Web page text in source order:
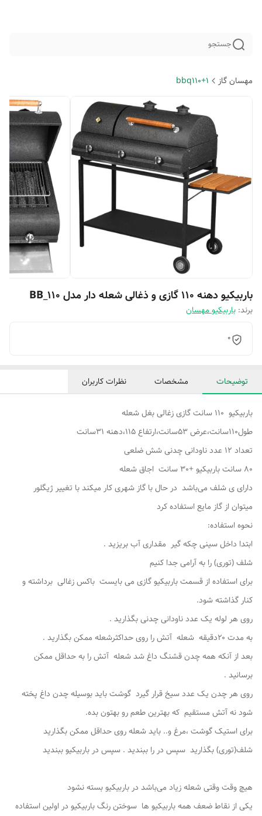
جستجو
مهسان گاز bbq110+1
باربیکیو دهنه 110 گازی و ذغالی شعله دار مدل BB_110
برند: باربیکیو مهسان
0
توضیحات مشخصات نظرات کاربران
باربیکیو 110 سانت گازی زغالی بغل شعله
طول110سانت،عرض 53سانت،ارتفاع 115،دهنه 31سانت
تعداد 12 عدد ناودانی چدنی شش ضلعی
80 سانت باربیکیو +30 سانت اجاق شعله
دارای ی شلف می‌باشد در حال با گاز شهری کار میکند با تغییر ژیگلور
میتوان از گاز مایع استفاده کرد
نحوه استفاده:
ابتدا داخل سینی چکه گیر مقداری آب بریزید .
شلف (توری) را به آرامی جدا کنیم
برای استفاده از قسمت باربیکیو ‌گازی می بایست باکس زغالی برداشته و
کنار گذاشته شود.
روی هر لوله یک عدد ناودانی چدنی بگذارید .
به مدت ۲۰دقیقه شعله آتش را روی حداکثرشعله ممکن بگذارید .
بعد از آنکه همه چدن قشنگ داغ شد شعله آتش را به حداقل ممکن
برسانید .
روی هر چدن یک عدد سیخ قرار گیرد گوشت باید بوسیله چدن داغ پخته
شود نه آتش مستقیم که بهترین طعم رو بهتون بده.
برای استیک گوشت ،مرغ و.. باید شعله روی حداقل ممکن بگذارید
شلف(توری) بگذارید سپس در را ببندید . سپس در باربیکیو ببندید
هیچ وقت وقتی شعله زیاد می‌باشد در باربیکیو بسته نشود
یکی از نقاط ضعف همه باربیکیو ها سوختن رنگ باربیکیو در اولین استفاده